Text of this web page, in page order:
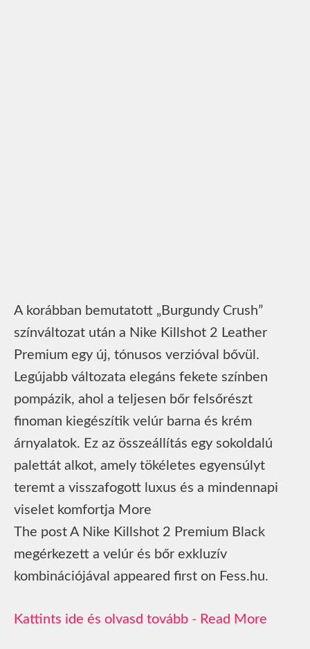
A korábban bemutatott „Burgundy Crush”
színváltozat után a Nike Killshot 2 Leather
Premium egy új, tónusos verzióval bővül.
Legújabb változata elegáns fekete színben
pompázik, ahol a teljesen bőr felsőrészt
finoman kiegészítik velúr barna és krém
árnyalatok. Ez az összeállítás egy sokoldalú
palettát alkot, amely tökéletes egyensúlyt
teremt a visszafogott luxus és a mindennapi
viselet komfortja More
The post A Nike Killshot 2 Premium Black
megérkezett a velúr és bőr exkluzív
kombinációjával appeared first on Fess.hu.
Read More